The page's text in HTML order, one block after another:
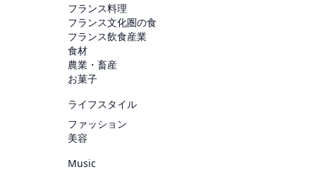
フランス料理
フランス文化圏の食
フランス飲食産業
食材
農業・畜産
お菓子
ライフスタイル
ファッション
美容
Music